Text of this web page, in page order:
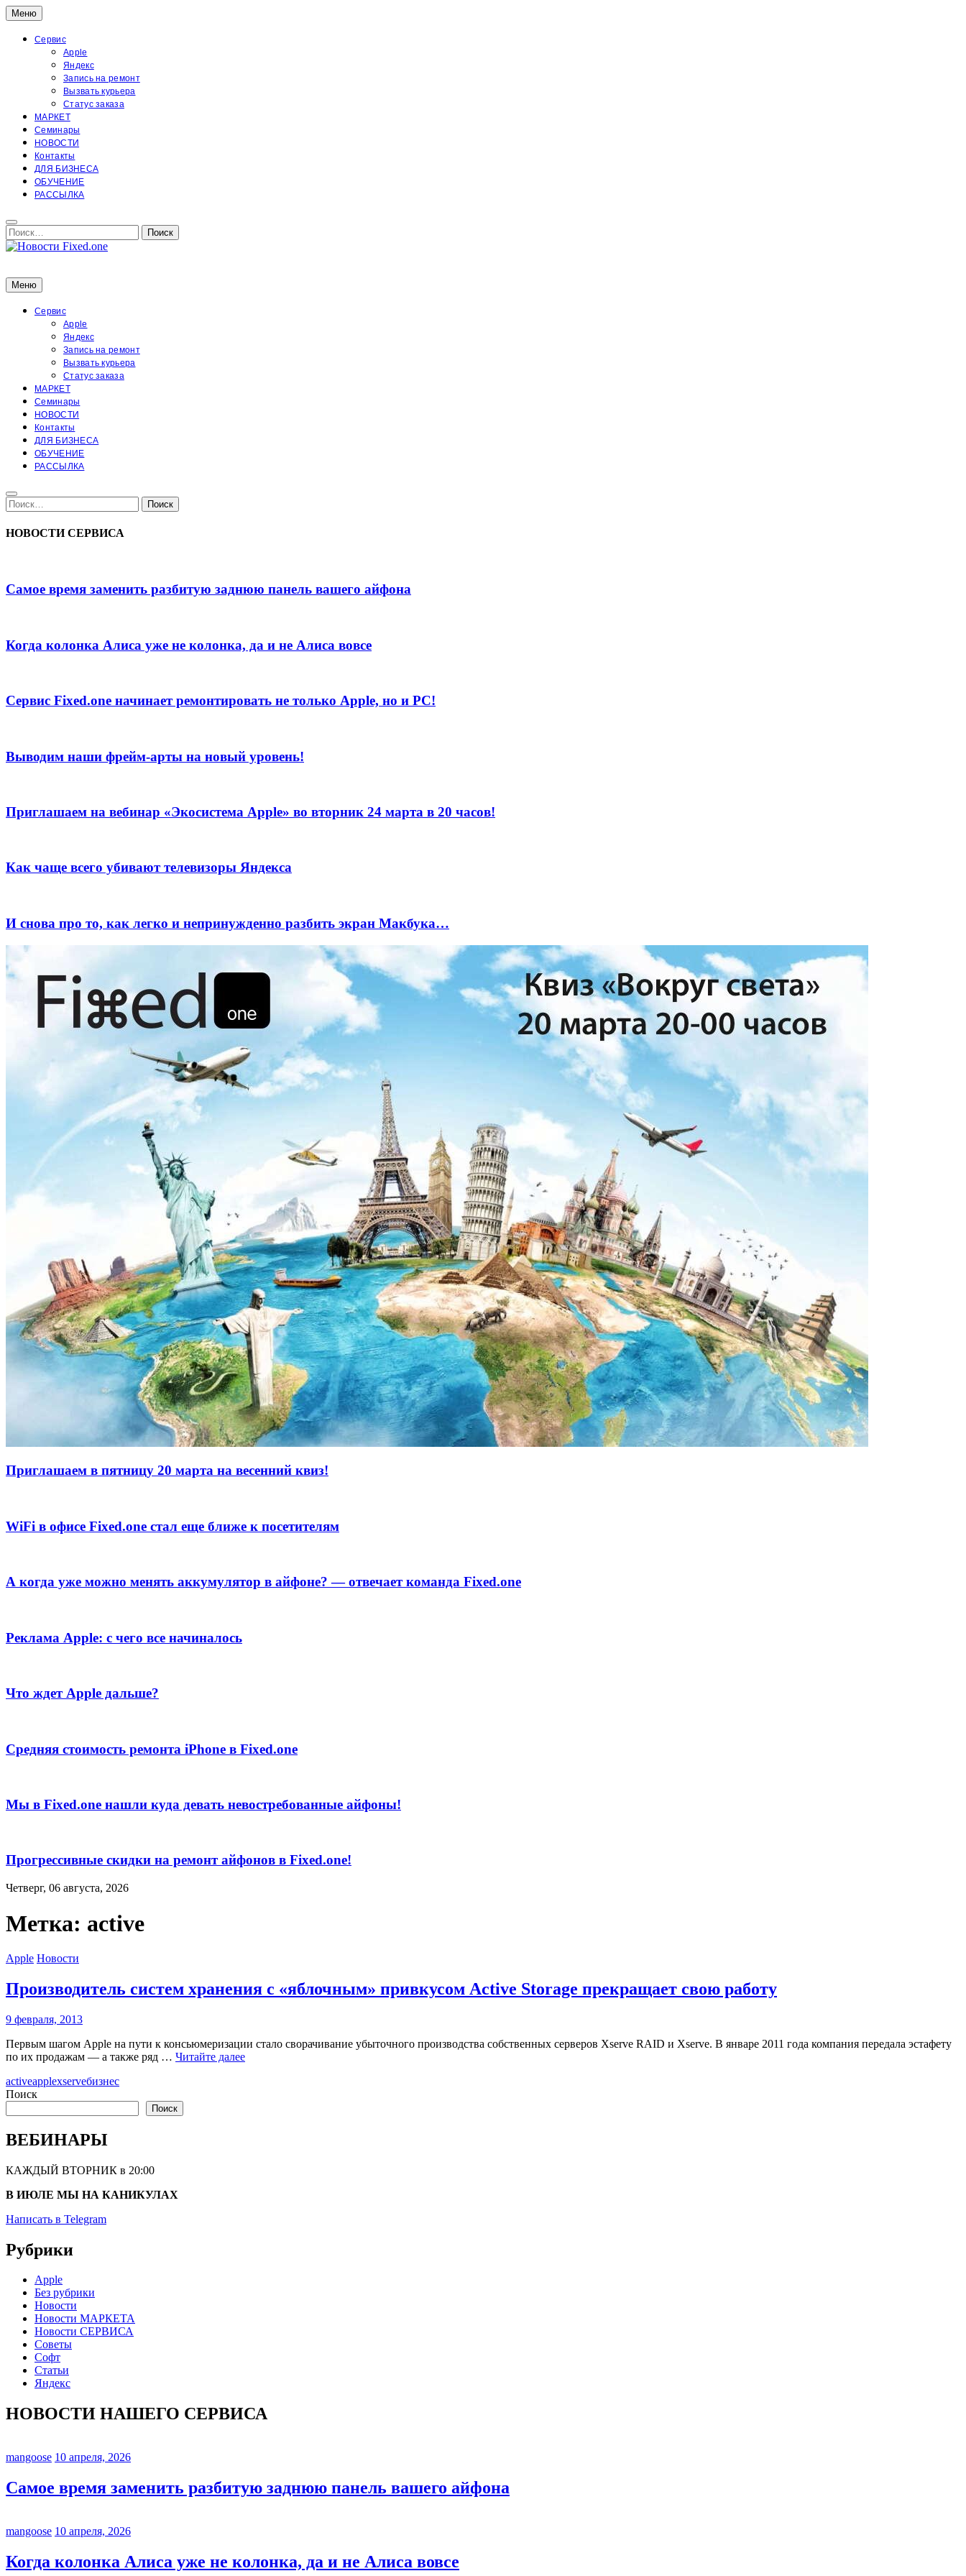
Перейти
к
содержимому
Меню
Сервис
Apple
Яндекс
Запись на ремонт
Вызвать курьера
Статус заказа
МАРКЕТ
Семинары
НОВОСТИ
Контакты
ДЛЯ БИЗНЕСА
ОБУЧЕНИЕ
РАССЫЛКА
Поиск:
Поиск
Новости Fixed.one
Меню
Сервис
Apple
Яндекс
Запись на ремонт
Вызвать курьера
Статус заказа
МАРКЕТ
Семинары
НОВОСТИ
Контакты
ДЛЯ БИЗНЕСА
ОБУЧЕНИЕ
РАССЫЛКА
Поиск:
Поиск
НОВОСТИ СЕРВИСА
Самое время заменить разбитую заднюю панель вашего айфона
Когда колонка Алиса уже не колонка, да и не Алиса вовсе
Сервис Fixed.one начинает ремонтировать не только Apple, но и PC!
Выводим наши фрейм-арты на новый уровень!
Приглашаем на вебинар «Экосистема Apple» во вторник 24 марта в 20 часов!
Как чаще всего убивают телевизоры Яндекса
И снова про то, как легко и непринужденно разбить экран Макбука…
Приглашаем в пятницу 20 марта на весенний квиз!
WiFi в офисе Fixed.one стал еще ближе к посетителям
А когда уже можно менять аккумулятор в айфоне? — отвечает команда Fixed.one
Реклама Apple: с чего все начиналось
Что ждет Apple дальше?
Средняя стоимость ремонта iPhone в Fixed.one
Мы в Fixed.one нашли куда девать невостребованные айфоны!
Прогрессивные скидки на ремонт айфонов в Fixed.one!
Четверг, 06 августа, 2026
Метка: active
Apple Новости
Производитель систем хранения с «яблочным» привкусом Active Storage прекращает свою работу
9 февраля, 2013
Первым шагом Apple на пути к консьюмеризации стало сворачивание убыточного производства собственных серверов Xserve RAID и Xserve. В январе 2011 года компания передала эстафету
по их продажам — а также ряд … Читайте далее
activeapplexserveбизнес
Поиск
Поиск
ВЕБИНАРЫ
КАЖДЫЙ ВТОРНИК в 20:00
В ИЮЛЕ МЫ НА КАНИКУЛАХ
Написать в Telegram
Рубрики
Apple
Без рубрики
Новости
Новости МАРКЕТА
Новости СЕРВИСА
Советы
Софт
Статьи
Яндекс
НОВОСТИ НАШЕГО СЕРВИСА
mangoose 10 апреля, 2026
Самое время заменить разбитую заднюю панель вашего айфона
mangoose 10 апреля, 2026
Когда колонка Алиса уже не колонка, да и не Алиса вовсе